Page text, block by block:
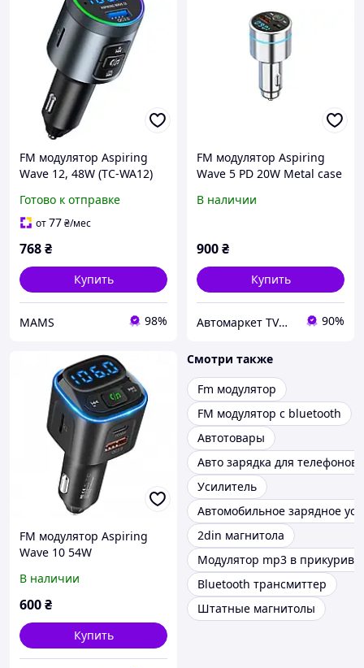
FM модулятор Aspiring
Wave 12, 48W (TC-WA12)
Готово к отправке
от77₴/мес
768₴
Купить
MAMS 98%
FM модулятор Aspiring
Wave 5 PD 20W Metal case
В наличии
900₴
Купить
Автомаркет TVMusic 90%
FM модулятор Aspiring
Wave 10 54W
В наличии
600₴
Купить
Смотри также
Fm модулятор
FM модулятор с bluetooth
Автотовары
Авто зарядка для телефонов
Усилитель
Автомобильное зарядное
2din магнитола
Модулятор mp3 в
Bluetooth трансмиттер
Штатные магнитолы